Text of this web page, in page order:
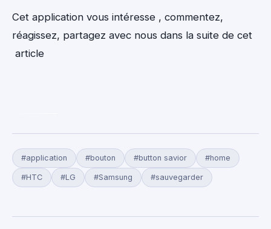
Cet application vous intéresse , commentez,
réagissez, partagez avec nous dans la suite de cet
article
#application #bouton #button savior #home
#HTC #LG #Samsung #sauvegarder